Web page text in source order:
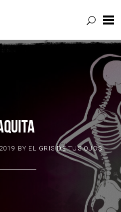
BY EL GRIS DE TUS OJOS